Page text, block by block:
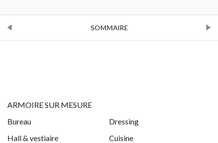
SOMMAIRE
ARMOIRE SUR MESURE
Bureau
Dressing
Hall & vestiaire
Cuisine